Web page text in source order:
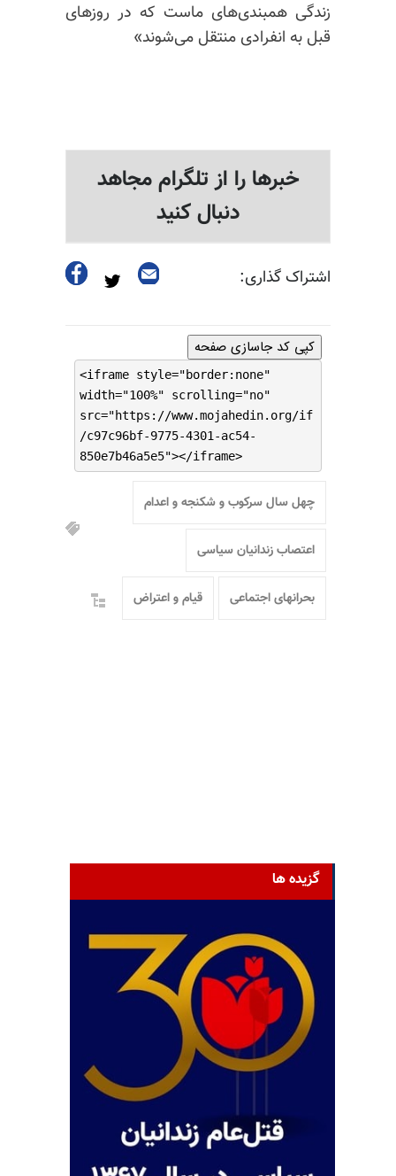
زندگی همبندی‌های ماست که در روزهای
قبل به انفرادی منتقل می‌شوند»
خبرها را از تلگرام مجاهد
دنبال کنید
اشتراک گذاری:
کپی کد جاسازی صفحه
<iframe style="border:none"
width="100%" scrolling="no"
src="https://www.mojahedin.org/if
/c97c96bf-9775-4301-ac54-
850e7b46a5e5"></iframe>
چهل سال سرکوب و شکنجه و اعدام
اعتصاب زندانیان سیاسی
بحرانهای اجتماعی قیام و اعتراض
گزیده ها